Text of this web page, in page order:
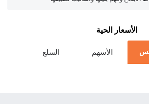
الأسعار الحية
الأسهم السلع